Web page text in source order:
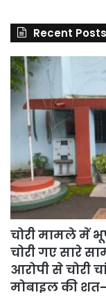
Recent Posts
चोरी मामले में
चोरी गए सारे
आरोपी से चोरी
मोबाइल की शत-